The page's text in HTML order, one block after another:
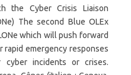
the Cyber Crisis Liaison
The second Blue OLEx
which will push forward
rapid emergency responses
cyber incidents or crises.